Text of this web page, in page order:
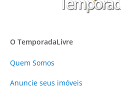
O TemporadaLivre
Quem Somos
Anuncie seus imóveis